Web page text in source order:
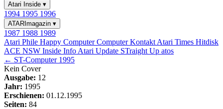
Atari Inside ▾
1994 1995 1996
ATARImagazin ▾
1987 1988 1989
Atari Phile Happy ComputerComputer Kontakt Atari Times Hitdisk
ACE NSW Inside Info Atari Update STraight Up atos
← ST-Computer 1995
Kein Cover
Ausgabe: 12
Jahr: 1995
Erschienen: 01.12.1995
Seiten: 84